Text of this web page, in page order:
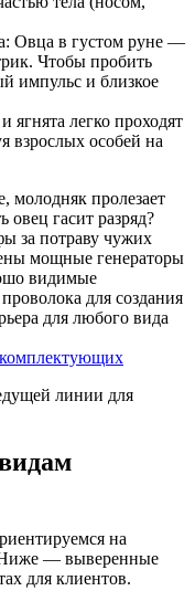
Овца в густом руне —
Чтобы пробить
импульс и близкое
ягнята легко проходят
взрослых особей на
молодняк пролезает
гасит разряд?
за потраву чужих
мощные генераторы
видимые
для создания
для любого вида
комплектующих
на
Ниже — выверенные
для клиентов.